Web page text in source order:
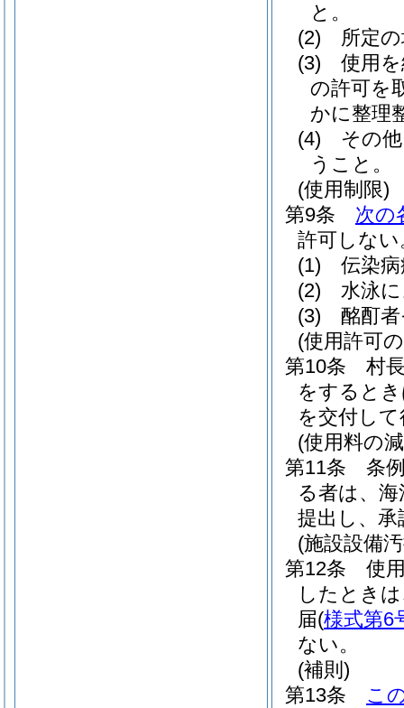
と。
(2)
所定
(3)
使用
の許可を
かに整理
(4)
その
うこと。
(使用制限)
第9条
次の
許可しない
(1)
伝染
(2)
水泳
(3)
酩酊
(使用許可
第10条
村
をすると
を交付し
(使用料の
第11条
条
る者は、
提出し、
(施設設備
第12条
使
したとき
届(様式第6
ない。
(補則)
第13条
こ